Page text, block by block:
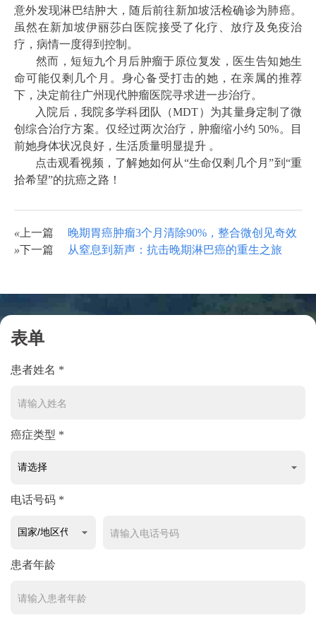
意外发现淋巴结肿大，随后前往新加坡活检确诊为肺癌。
虽然在新加坡伊丽莎白医院接受了化疗、放疗及免疫治
疗，病情一度得到控制。
然而，短短九个月后肿瘤于原位复发，医生告知她生
命可能仅剩几个月。身心备受打击的她，在亲属的推荐
下，决定前往广州现代肿瘤医院寻求进一步治疗。
入院后，我院多学科团队（MDT）为其量身定制了微
创综合治疗方案。仅经过两次治疗，肿瘤缩小约 50%。目
前她身体状况良好，生活质量明显提升 。
点击观看视频，了解她如何从“生命仅剩几个月”到“重
拾希望”的抗癌之路！
« 上一篇
晚期胃癌肿瘤3个月清除90%，整合微创见奇效
»下一篇 从窒息到新声：抗击晚期淋巴癌的重生之旅
表单
患者姓名 *
癌症类型 *
电话号码 *
患者年龄